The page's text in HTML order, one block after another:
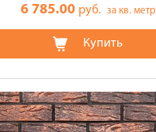
6 785.00 руб. за кв. метр
Купить